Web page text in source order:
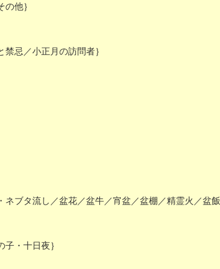
他｝
忌／小正月の訪問者｝
タ流し／盆花／盆牛／宵盆／盆棚／精霊火／盆飯
・十日夜｝